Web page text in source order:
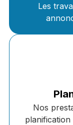
Les
Nos